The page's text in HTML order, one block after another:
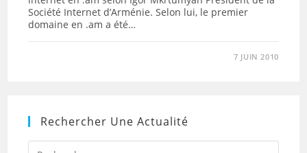
Société Internet d’Arménie. Selon lui, le premier
domaine en .am a été…
7 JUIN 2010
Rechercher Une Actualité
Press